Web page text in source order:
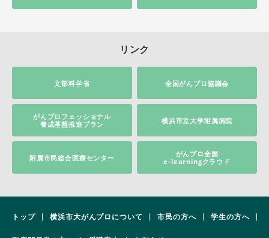
リンク
文部科学省 全国がんプロ協議会
がんプロフェッショナル
養成基盤推進プラン
横浜市立大学附属病院
附属市民総合医療センター
がんプロ全国
e-learningクラウド
トップ 横浜市大がんプロについて 市民の方へ 学生の方へ